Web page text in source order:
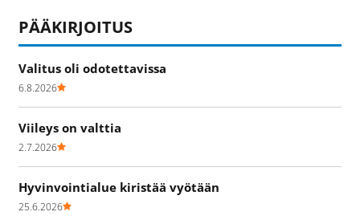
PÄÄKIRJOITUS
Valitus oli odotettavissa
6.8.2026
Viileys on valttia
2.7.2026
Hyvinvointialue kiristää vyötään
25.6.2026